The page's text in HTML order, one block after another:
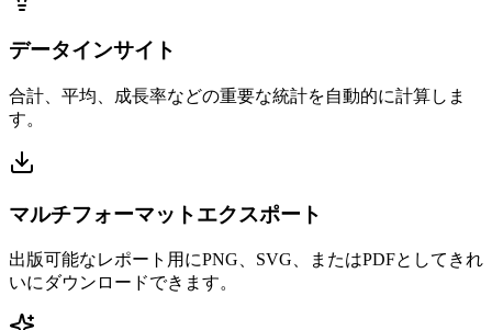
データインサイト
合計、平均、成長率などの重要な統計を自動的に計算しま
す。
マルチフォーマットエクスポート
出版可能なレポート用にPNG、SVG、またはPDFとしてきれ
いにダウンロードできます。